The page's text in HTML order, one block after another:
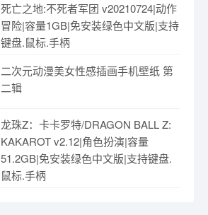
死亡之地:不死者军团 v20210724|动作
冒险|容量1GB|免安装绿色中文版|支持
键盘.鼠标.手柄
二次元动漫美女性感插画手机壁纸 第
二辑
龙珠Z：卡卡罗特/DRAGON BALL Z:
KAKAROT v2.12|角色扮演|容量
51.2GB|免安装绿色中文版|支持键盘.
鼠标.手柄